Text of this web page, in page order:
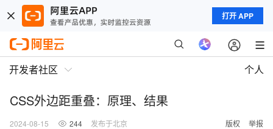
打开 APP
开发者社区 个人
CSS外边距重叠：原理、结果
2024-08-15 244 发布于北京 版权 举报